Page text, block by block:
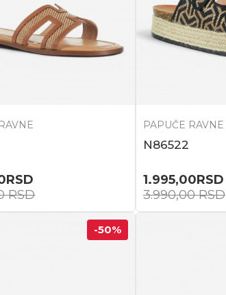
RSD
RSD
PAPUČE RAVNE
N86522
1.995,00RSD
3.990,00RSD
-50%